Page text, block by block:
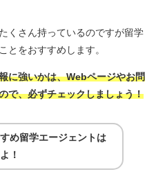
くさん持っているのですが留学
とをおすすめします。
に強いかは、Webページやお問
で、必ずチェックしましょう！
め留学エージェントは
！